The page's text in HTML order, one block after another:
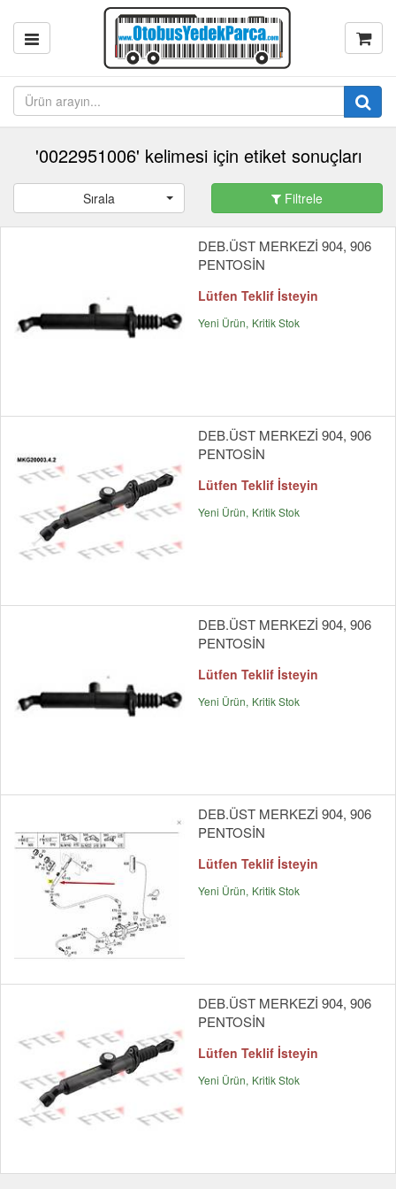
'0022951006' kelimesi için etiket sonuçları
Sırala Filtrele
DEB.ÜST MERKEZİ 904, 906
PENTOSİN
Lütfen Teklif İsteyin
Yeni Ürün Kritik Stok
DEB.ÜST MERKEZİ 904, 906
PENTOSİN
Lütfen Teklif İsteyin
Yeni Ürün Kritik Stok
DEB.ÜST MERKEZİ 904, 906
PENTOSİN
Lütfen Teklif İsteyin
Yeni Ürün Kritik Stok
DEB.ÜST MERKEZİ 904, 906
PENTOSİN
Lütfen Teklif İsteyin
Yeni Ürün Kritik Stok
DEB.ÜST MERKEZİ 904, 906
PENTOSİN
Lütfen Teklif İsteyin
Yeni Ürün Kritik Stok